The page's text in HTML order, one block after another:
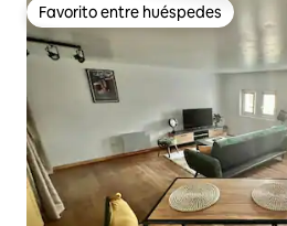
Favorito entre huéspedes
Favorito entre huéspedes